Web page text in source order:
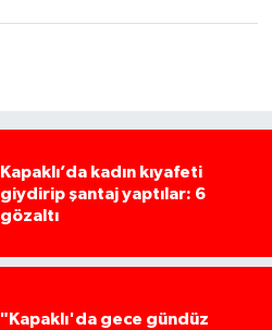
Kapaklı’da kadın kıyafeti
giydirip şantaj yaptılar: 6
gözaltı
"Kapaklı'da gece gündüz